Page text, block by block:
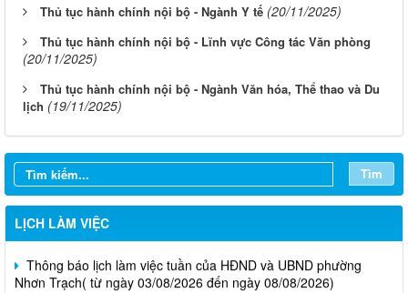
Thủ tục hành chính nội bộ - Ngành Y tế (20/11/2025)
Thủ tục hành chính nội bộ - Lĩnh vực Công tác Văn phòng
(20/11/2025)
Thủ tục hành chính nội bộ - Ngành Văn hóa, Thể thao và Du
lịch (19/11/2025)
Tìm
LỊCH LÀM VIỆC
Thông báo lịch làm việc tuần của HĐND và UBND phường
Nhơn Trạch( từ ngày 03/08/2026 đến ngày 08/08/2026)